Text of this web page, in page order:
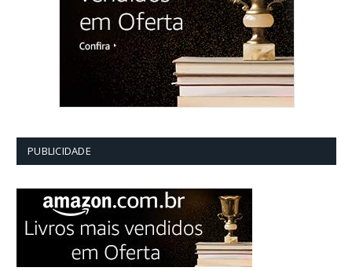
PUBLICIDADE